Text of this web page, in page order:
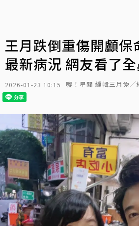
王月跌倒重傷開顱保
最新病況 網友看了
2026-01-23 10:15 噓！星聞 編輯三月兔／